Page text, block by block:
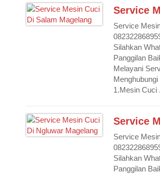
Service
Service
Silahkan
Panggilan
Melayani
1.Mesin Cuci
Service
Service
Silahkan
Panggilan